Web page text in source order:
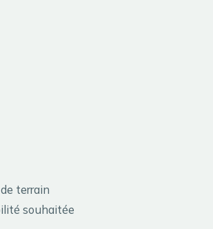
terrain
souhaitée